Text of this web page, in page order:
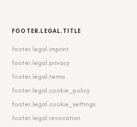
FOOTER.LEGAL.TITLE
footer.legal.imprint
footer.legal.privacy
footer.legal.terms
footer.legal.cookie_policy
footer.legal.cookie_settings
footer.legal.revocation